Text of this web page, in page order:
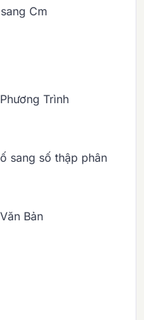
Cm
Trình
sang số thập phân
Bản